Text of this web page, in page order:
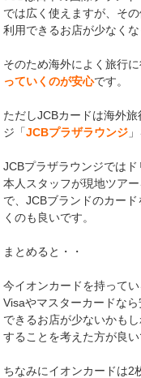
では広く使えますが、そ
利用できるお店が少なくな
そのため海外によく旅行
っていくのが安心です。
ただしJCBカードは海外
ジ「JCBプラザラウンジ
JCBプラザラウンジでは
本人スタッフが現地ツア
で、JCBブランドのカー
くのも良いです。
まとめると・・
今イオンカードを持って
Visaやマスターカードな
できるお店が少ないかも
することを考えた方が良い
ちなみにイオンカードは2